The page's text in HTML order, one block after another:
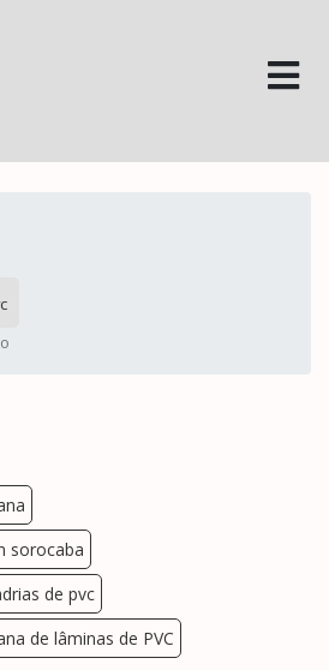
sorocaba
de pvc
de lâminas de PVC